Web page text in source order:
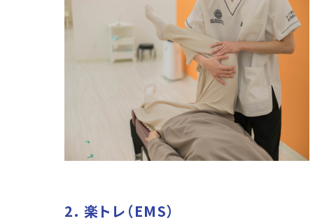
2. 楽トレ（EMS）